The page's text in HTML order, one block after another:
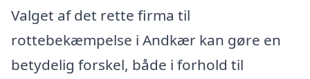
Valget af det rette firma til
rottebekæmpelse i Andkær kan gøre en
betydelig forskel, både i forhold til